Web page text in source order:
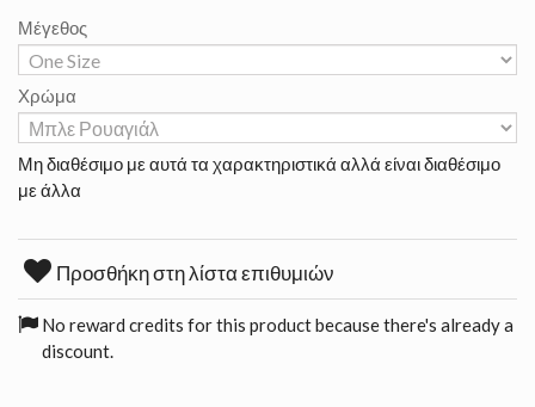
Μέγεθος
Χρώμα
Μη διαθέσιμο με αυτά τα χαρακτηριστικά αλλά είναι διαθέσιμο
με άλλα
Προσθήκη στη λίστα επιθυμιών
No reward credits for this product because there's already a
discount.